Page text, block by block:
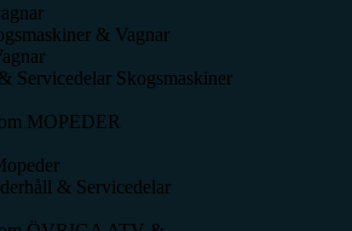
& Vagnar
Servicedelar Skogsmaskiner
MOPEDER
& Servicedelar